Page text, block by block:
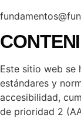
Este sitio web se
estándares y
accesibilidad,
de prioridad 2